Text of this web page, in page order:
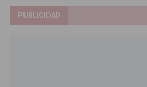
PUBLICIDAD